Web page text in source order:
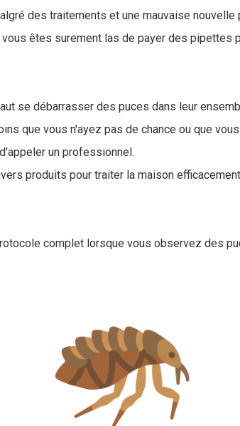
des traitements et une mauvaise nouvelle
êtes surement las de payer des pipettes
se débarrasser des puces dans leur
que vous n'ayez pas de chance ou que
un professionnel.
produits pour traiter la maison efficacement
complet lorsque vous observez des